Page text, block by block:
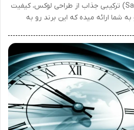
باربارا پلو (Santa Barbara Polo) ترکیبی جذاب از طراحی لوکس، کیفیت
شما ارائه میده که این برند رو به